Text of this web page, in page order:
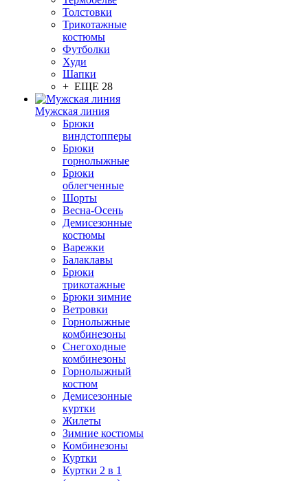
Толстовки
Трикотажные
костюмы
Футболки
Худи
Шапки
+ ЕЩЕ 28
Мужская линия
Брюки
виндстопперы
Брюки
горнолыжные
Брюки
облегченные
Шорты
Весна-Осень
Демисезонные
костюмы
Варежки
Балаклавы
Брюки
трикотажные
Брюки зимние
Ветровки
Горнолыжные
комбинезоны
Снегоходные
комбинезоны
Горнолыжный
костюм
Демисезонные
куртки
Жилеты
Зимние костюмы
Комбинезоны
Куртки
Куртки 2 в 1